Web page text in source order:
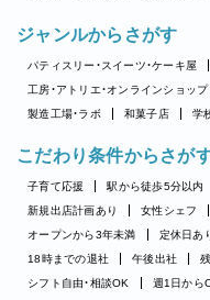
ジャンルからさがす
パティスリー・スイーツ・ケーキ屋
工房・アトリエ・オンラインショップ
製造工場・ラボ
和菓子店 学
こだわり条件からさが
子育て応援 駅から徒歩5分以内
新規出店計画あり
女性シェフ
オープンから3年未満
定休日あ
18時までの退社
午後出社
シフト自由・相談OK
週1日から